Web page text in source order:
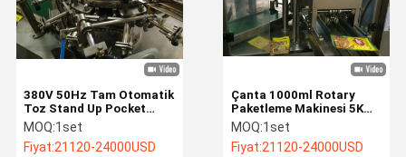
Ürün:% S Fabrika Turu
Çanta 1000ml Rotary
Paketleme Makinesi 5KW
Rotary Stand Up Poch
Paketleme Makinesi
MOQ:1set
Fiyat:21120-24000USD
380V 50Hz Tam Otomatik
Toz Stand Up Pocket
Paketleme Makinesi
Sus304
MOQ:1set
Fiyat:21120-24000USD